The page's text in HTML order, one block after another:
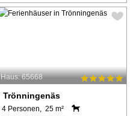
Haus: 65668
Trönningenäs
4 Personen, 25 m²